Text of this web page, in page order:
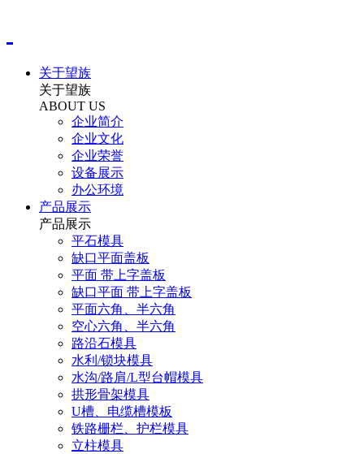
关于望族
关于望族
ABOUT US
企业简介
企业文化
企业荣誉
设备展示
办公环境
产品展示
产品展示
平石模具
缺口平面盖板
平面 带上字盖板
缺口平面 带上字盖板
平面六角、半六角
空心六角、半六角
路沿石模具
水利/锁块模具
水沟/路肩/L型台帽模具
拱形骨架模具
U槽、电缆槽模板
铁路栅栏、护栏模具
立柱模具